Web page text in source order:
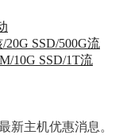
20G SSD/500G流
10G SSD/1T流
新主机优惠消息。